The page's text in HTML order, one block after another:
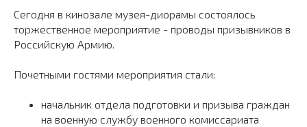
Сегодня в кинозале музея-диорамы состоялось
торжественное мероприятие - проводы призывников в
Российскую Армию.
Почетными гостями мероприятия стали:
начальник отдела подготовки и призыва граждан
на военную службу военного комиссариата